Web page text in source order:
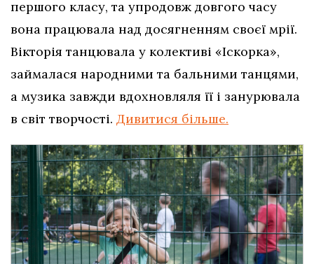
першого класу, та упродовж довгого часу
вона працювала над досягненням своєї мрії.
Вікторія танцювала у колективі «Іскорка»,
займалася народними та бальними танцями,
а музика завжди вдохновляля її і занурювала
в світ творчості. Дивитися більше.